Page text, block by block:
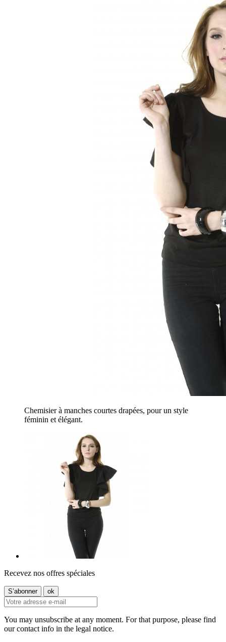
Chemisier à manches courtes drapées, pour un style
féminin et élégant.
Recevez nos offres spéciales
You may unsubscribe at any moment. For that purpose, please find
our contact info in the legal notice.